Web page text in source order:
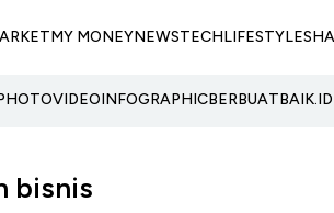
MY MONEYNEWSTECHLIFESTYLE
VIDEOINFOGRAPHICBERBUATBAIK.ID
bisnis